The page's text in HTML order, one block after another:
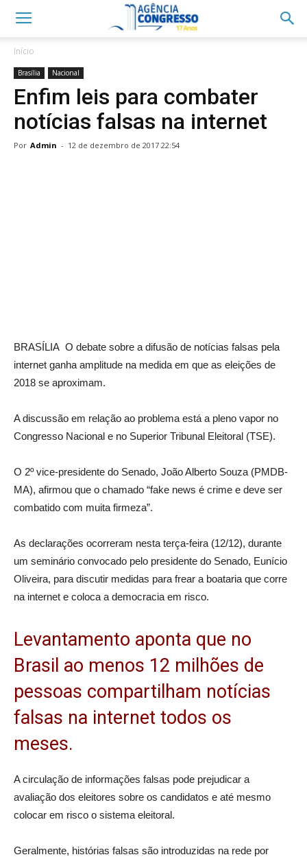
Início
Brasília Nacional
Enfim leis para combater
notícias falsas na internet
Por Admin - 12 de dezembro de 2017 22:54
BRASÍLIA O debate sobre a difusão de notícias falsas pela
internet ganha amplitude na medida em que as eleições de
2018 se aproximam.
A discussão em relação ao problema está a pleno vapor no
Congresso Nacional e no Superior Tribunal Eleitoral (TSE).
O 2º vice-presidente do Senado, João Alberto Souza (PMDB-
MA), afirmou que o chamado “fake news é crime e deve ser
combatido com muita firmeza”.
As declarações ocorreram nesta terça-feira (12/12), durante
um seminário convocado pelo presidente do Senado, Eunício
Oliveira, para discutir medidas para frear a boataria que corre
na internet e coloca a democracia em risco.
Levantamento aponta que no
Brasil ao menos 12 milhões de
pessoas compartilham notícias
falsas na internet todos os
meses.
A circulação de informações falsas pode prejudicar a
avaliação dos eleitores sobre os candidatos e até mesmo
colocar em risco o sistema eleitoral.
Geralmente, histórias falsas são introduzidas na rede por